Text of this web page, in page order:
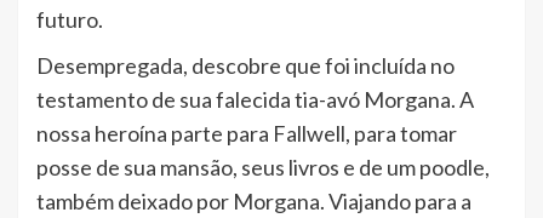
futuro.
Desempregada, descobre que foi incluída no
testamento de sua falecida tia-avó Morgana. A
nossa heroína parte para Fallwell, para tomar
posse de sua mansão, seus livros e de um poodle,
também deixado por Morgana. Viajando para a